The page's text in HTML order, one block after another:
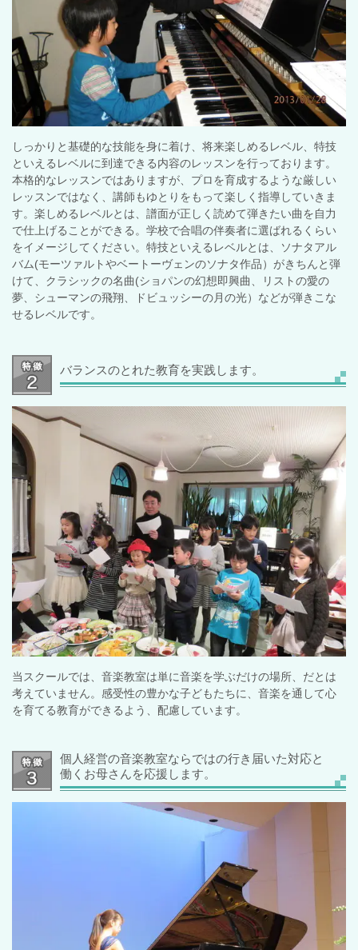
しっかりと基礎的な技能を身に着け、将来楽しめるレベル、特技
といえるレベルに到達できる内容のレッスンを行っております。
本格的なレッスンではありますが、プロを育成するような厳しい
レッスンではなく、講師もゆとりをもって楽しく指導していきま
す。楽しめるレベルとは、譜面が正しく読めて弾きたい曲を自力
で仕上げることができる。学校で合唱の伴奏者に選ばれるくらい
をイメージしてください。特技といえるレベルとは、ソナタアル
バム(モーツァルトやベートーヴェンのソナタ作品）がきちんと弾
けて、クラシックの名曲(ショパンの幻想即興曲、リストの愛の
夢、シューマンの飛翔、ドビュッシーの月の光）などが弾きこな
せるレベルです。
バランスのとれた教育を実践します。
当スクールでは、音楽教室は単に音楽を学ぶだけの場所、だとは
考えていません。感受性の豊かな子どもたちに、音楽を通して心
を育てる教育ができるよう、配慮しています。
個人経営の音楽教室ならではの行き届いた対応と
働くお母さんを応援します。